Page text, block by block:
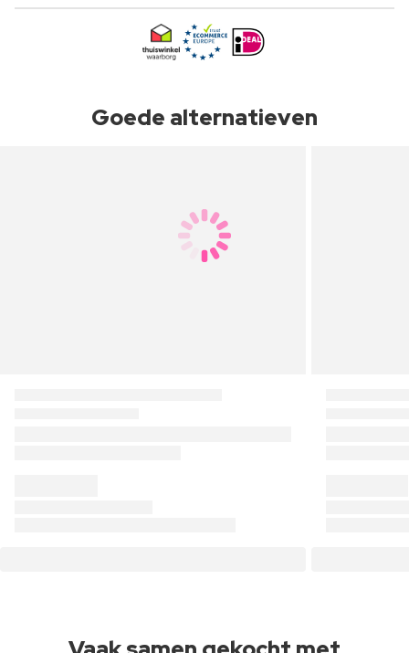
Goede alternatieven